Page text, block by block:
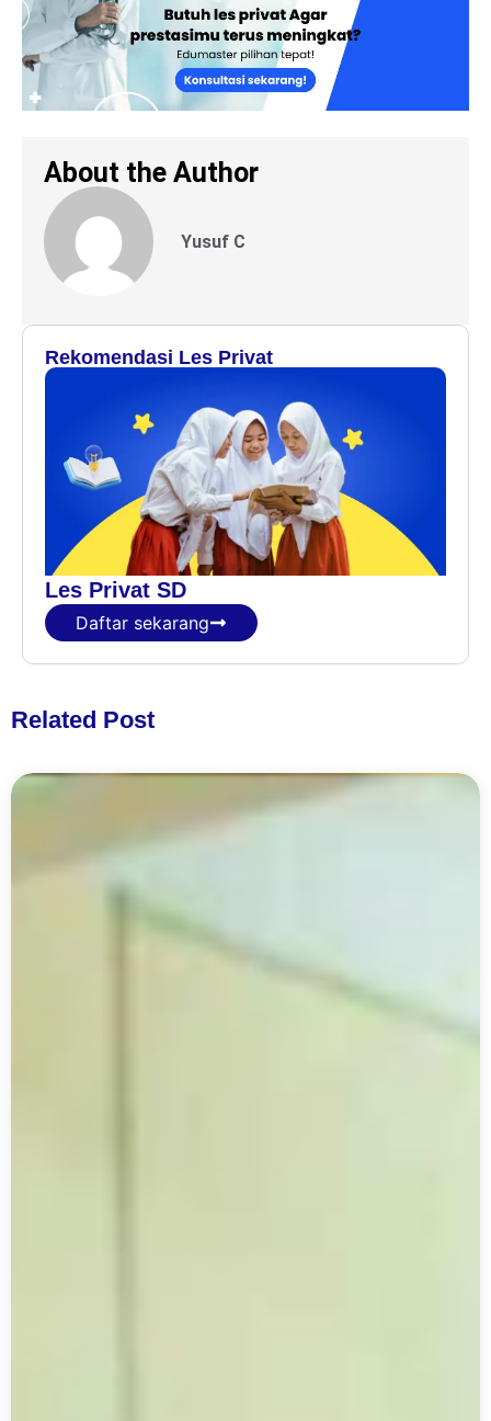
About the Author
Yusuf C
Rekomendasi Les Privat
Les Privat SD
Daftar sekarang
Related Post